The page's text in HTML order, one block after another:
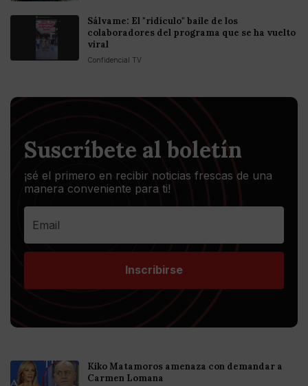
Sálvame: El "ridículo" baile de los
colaboradores del programa que se ha vuelto
viral
Confidencial TV
Suscríbete al boletín
¡sé el primero en recibir noticias frescas de una
manera conveniente para ti!
Inscribirse
Kiko Matamoros amenaza con demandar a
Carmen Lomana